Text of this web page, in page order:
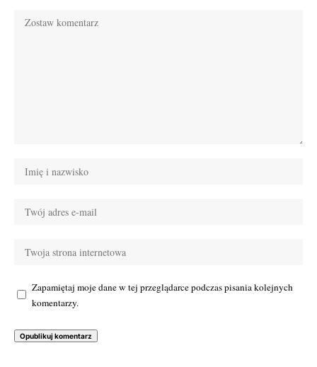
Zapamiętaj moje dane w tej przeglądarce podczas pisania kolejnych
komentarzy.